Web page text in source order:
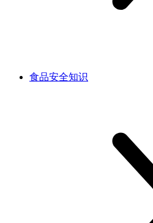
食品安全知识